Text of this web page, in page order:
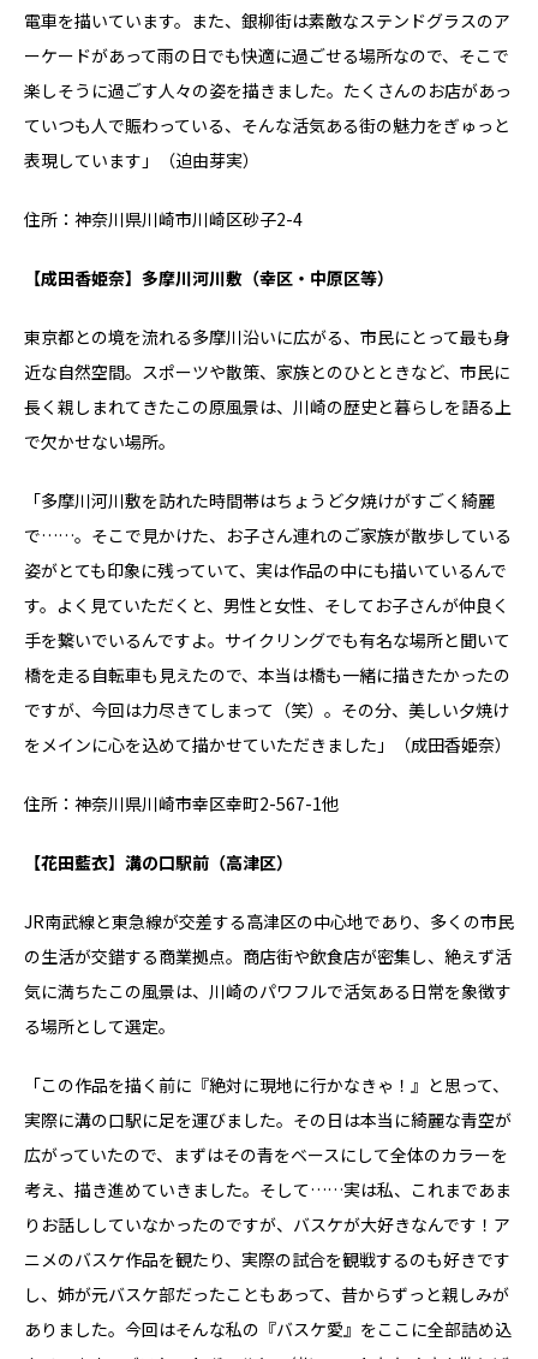
電車を描いています。また、銀柳街は素敵なステンドグラスのア
ーケードがあって雨の日でも快適に過ごせる場所なので、そこで
楽しそうに過ごす人々の姿を描きました。たくさんのお店があっ
ていつも人で賑わっている、そんな活気ある街の魅力をぎゅっと
表現しています」（迫由芽実）
住所：神奈川県川崎市川崎区砂子2-4
【成田香姫奈】多摩川河川敷（幸区・中原区等）
東京都との境を流れる多摩川沿いに広がる、市民にとって最も身
近な自然空間。スポーツや散策、家族とのひとときなど、市民に
長く親しまれてきたこの原風景は、川崎の歴史と暮らしを語る上
で欠かせない場所。
「多摩川河川敷を訪れた時間帯はちょうど夕焼けがすごく綺麗
で……。そこで見かけた、お子さん連れのご家族が散歩している
姿がとても印象に残っていて、実は作品の中にも描いているんで
す。よく見ていただくと、男性と女性、そしてお子さんが仲良く
手を繋いでいるんですよ。サイクリングでも有名な場所と聞いて
橋を走る自転車も見えたので、本当は橋も一緒に描きたかったの
ですが、今回は力尽きてしまって（笑）。その分、美しい夕焼け
をメインに心を込めて描かせていただきました」（成田香姫奈）
住所：神奈川県川崎市幸区幸町2-567-1他
【花田藍衣】溝の口駅前（高津区）
JR南武線と東急線が交差する高津区の中心地であり、多くの市民
の生活が交錯する商業拠点。商店街や飲食店が密集し、絶えず活
気に満ちたこの風景は、川崎のパワフルで活気ある日常を象徴す
る場所として選定。
「この作品を描く前に『絶対に現地に行かなきゃ！』と思って、
実際に溝の口駅に足を運びました。その日は本当に綺麗な青空が
広がっていたので、まずはその青をベースにして全体のカラーを
考え、描き進めていきました。そして……実は私、これまであま
りお話ししていなかったのですが、バスケが大好きなんです！ア
ニメのバスケ作品を観たり、実際の試合を観戦するのも好きです
し、姉が元バスケ部だったこともあって、昔からずっと親しみが
ありました。今回はそんな私の『バスケ愛』をここに全部詰め込